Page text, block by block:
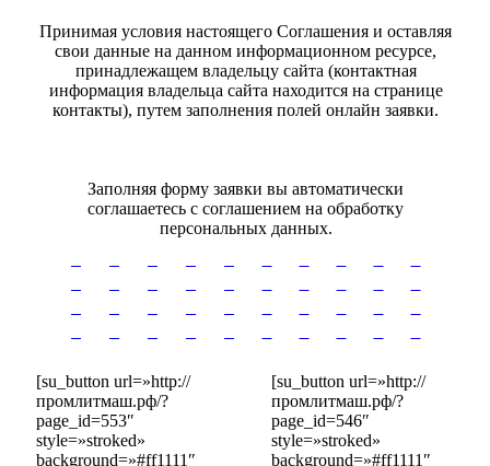
Принимая условия настоящего Соглашения и оставляя
свои данные на данном информационном ресурсе,
принадлежащем владельцу сайта (контактная
информация владельца сайта находится на странице
контакты), путем заполнения полей онлайн заявки.
Заполняя форму заявки вы автоматически
соглашаетесь с соглашением на обработку
персональных данных.
[su_button url=»http://
промлитмаш.рф/?
page_id=553″
style=»stroked»
background=»#ff1111″
[su_button url=»http://
промлитмаш.рф/?
page_id=546″
style=»stroked»
background=»#ff1111″